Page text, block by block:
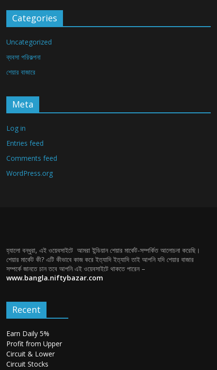
Categories
Uncategorized
ব্যবসা পরিকল্পনা
শেয়ার বাজারে
Meta
Log in
Entries feed
Comments feed
WordPress.org
হ্যালো বন্ধুরা, এই ওয়েবসাইটে আমরা ইন্ডিয়ান শেয়ার মার্কেট-সম্পর্কিত আলোচনা করেছি।
শেয়ার মার্কেট কী? এটি কীভাবে কাজ করে ইত্যাদি ইত্যাদি তাই আপনি যদি শেয়ার বাজার
সম্পর্কে জানতে চান তবে আপনি এই ওয়েবসাইটে থাকতে পারেন –
www.bangla.niftybazar.com
Recent
Earn Daily 5%
Profit from Upper
Circuit & Lower
Circuit Stocks